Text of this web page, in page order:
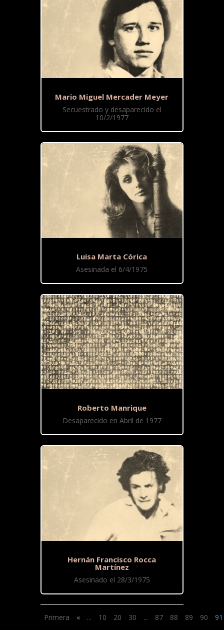
Mario Miguel Mercader Meyer
Secuestrado y desaparecido el
10/2/1977
Luisa Marta Córica
Asesinada el 6/4/1975
Roberto Manrique
Desaparecido en Abril de 1977
Hernán Francisco Rocca
Martínez
Asesinado el 28/3/1975
Primera « ... 10 20 30 ... 87 88 89 90 91